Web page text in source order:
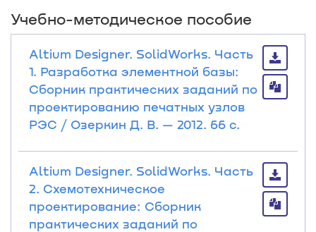
Учебно-методическое пособие
Altium Designer. SolidWorks. Часть
1. Разработка элементной базы:
Сборник практических заданий по
проектированию печатных узлов
РЭС / Озеркин Д. В. — 2012. 66 с.
Altium Designer. SolidWorks. Часть
2. Схемотехническое
проектирование: Сборник
практических заданий по